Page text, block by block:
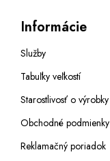
Informácie
Služby
Tabuľky veľkostí
Starostlivosť o výrobky
Obchodné podmienky
Reklamačný poriadok